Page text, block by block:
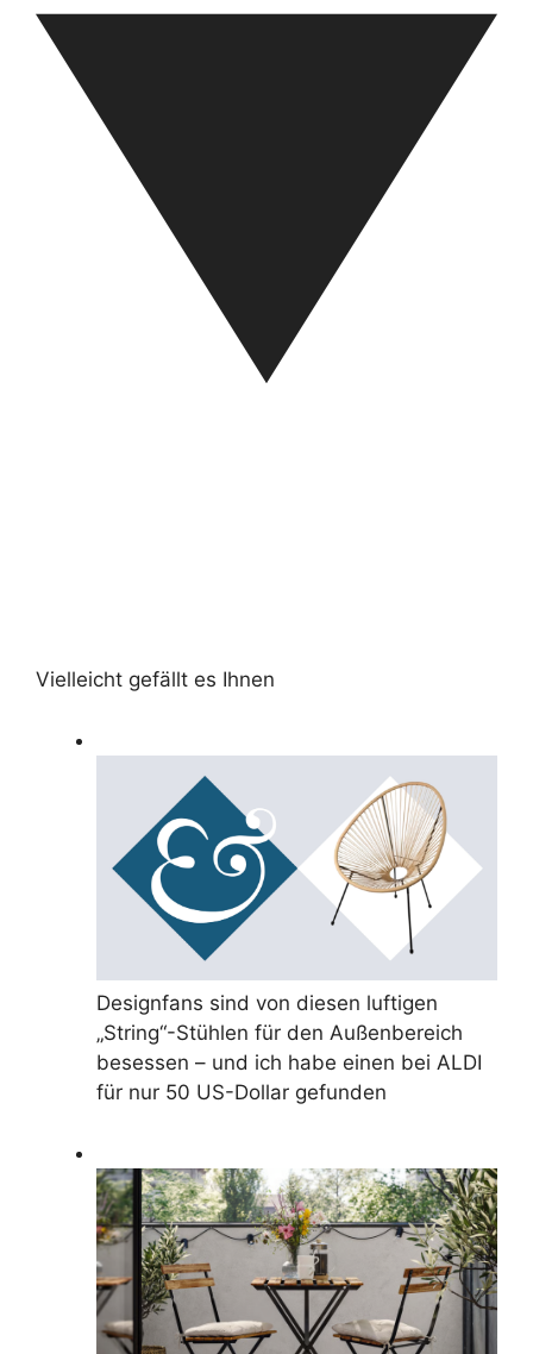
Vielleicht gefällt es Ihnen
Designfans sind von diesen luftigen
„String“-Stühlen für den Außenbereich
besessen – und ich habe einen bei ALDI
für nur 50 US-Dollar gefunden